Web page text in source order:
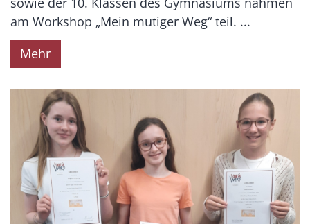
am Workshop „Mein mutiger Weg“ teil. ...
Mehr